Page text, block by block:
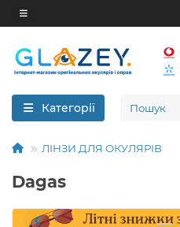
Категорії
ЛІНЗИ ДЛЯ ОКУЛЯРІВ
Dagas